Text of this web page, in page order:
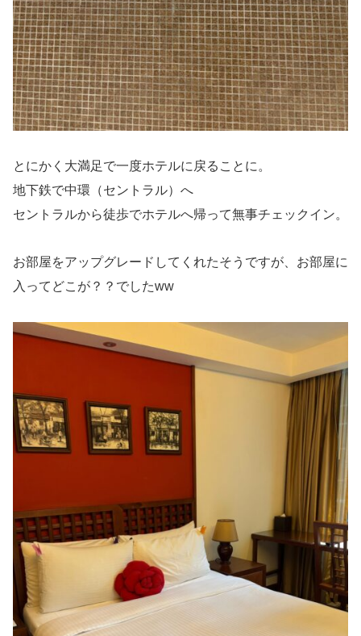
とにかく大満足で一度ホテルに戻ることに。
地下鉄で中環（セントラル）へ
セントラルから徒歩でホテルへ帰って無事チェックイン。
お部屋をアップグレードしてくれたそうですが、お部屋に
入ってどこが？？でしたww